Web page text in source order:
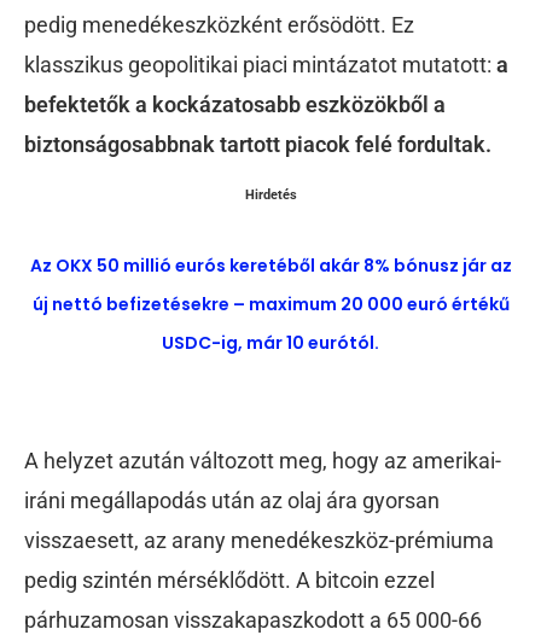
pedig menedékeszközként erősödött. Ez
klasszikus geopolitikai piaci mintázatot mutatott: a
befektetők a kockázatosabb eszközökből a
biztonságosabbnak tartott piacok felé fordultak.
Hirdetés
Az OKX 50 millió eurós keretéből akár 8% bónusz jár az
új nettó befizetésekre – maximum 20 000 euró értékű
USDC-ig, már 10 eurótól.
A helyzet azután változott meg, hogy az amerikai-
iráni megállapodás után az olaj ára gyorsan
visszaesett, az arany menedékeszköz-prémiuma
pedig szintén mérséklődött. A bitcoin ezzel
párhuzamosan visszakapaszkodott a 65 000-66